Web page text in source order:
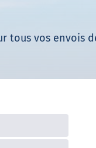
vos envois